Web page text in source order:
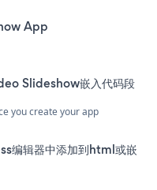
App
Slideshow嵌入代码段
you create your app
辑器中添加到html或嵌